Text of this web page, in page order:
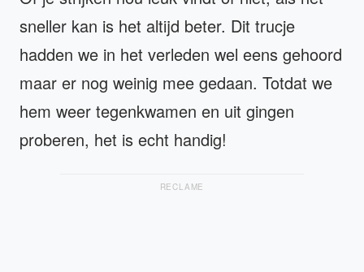
sneller kan is het altijd beter. Dit trucje
hadden we in het verleden wel eens gehoord
maar er nog weinig mee gedaan. Totdat we
hem weer tegenkwamen en uit gingen
proberen, het is echt handig!
RECLAME